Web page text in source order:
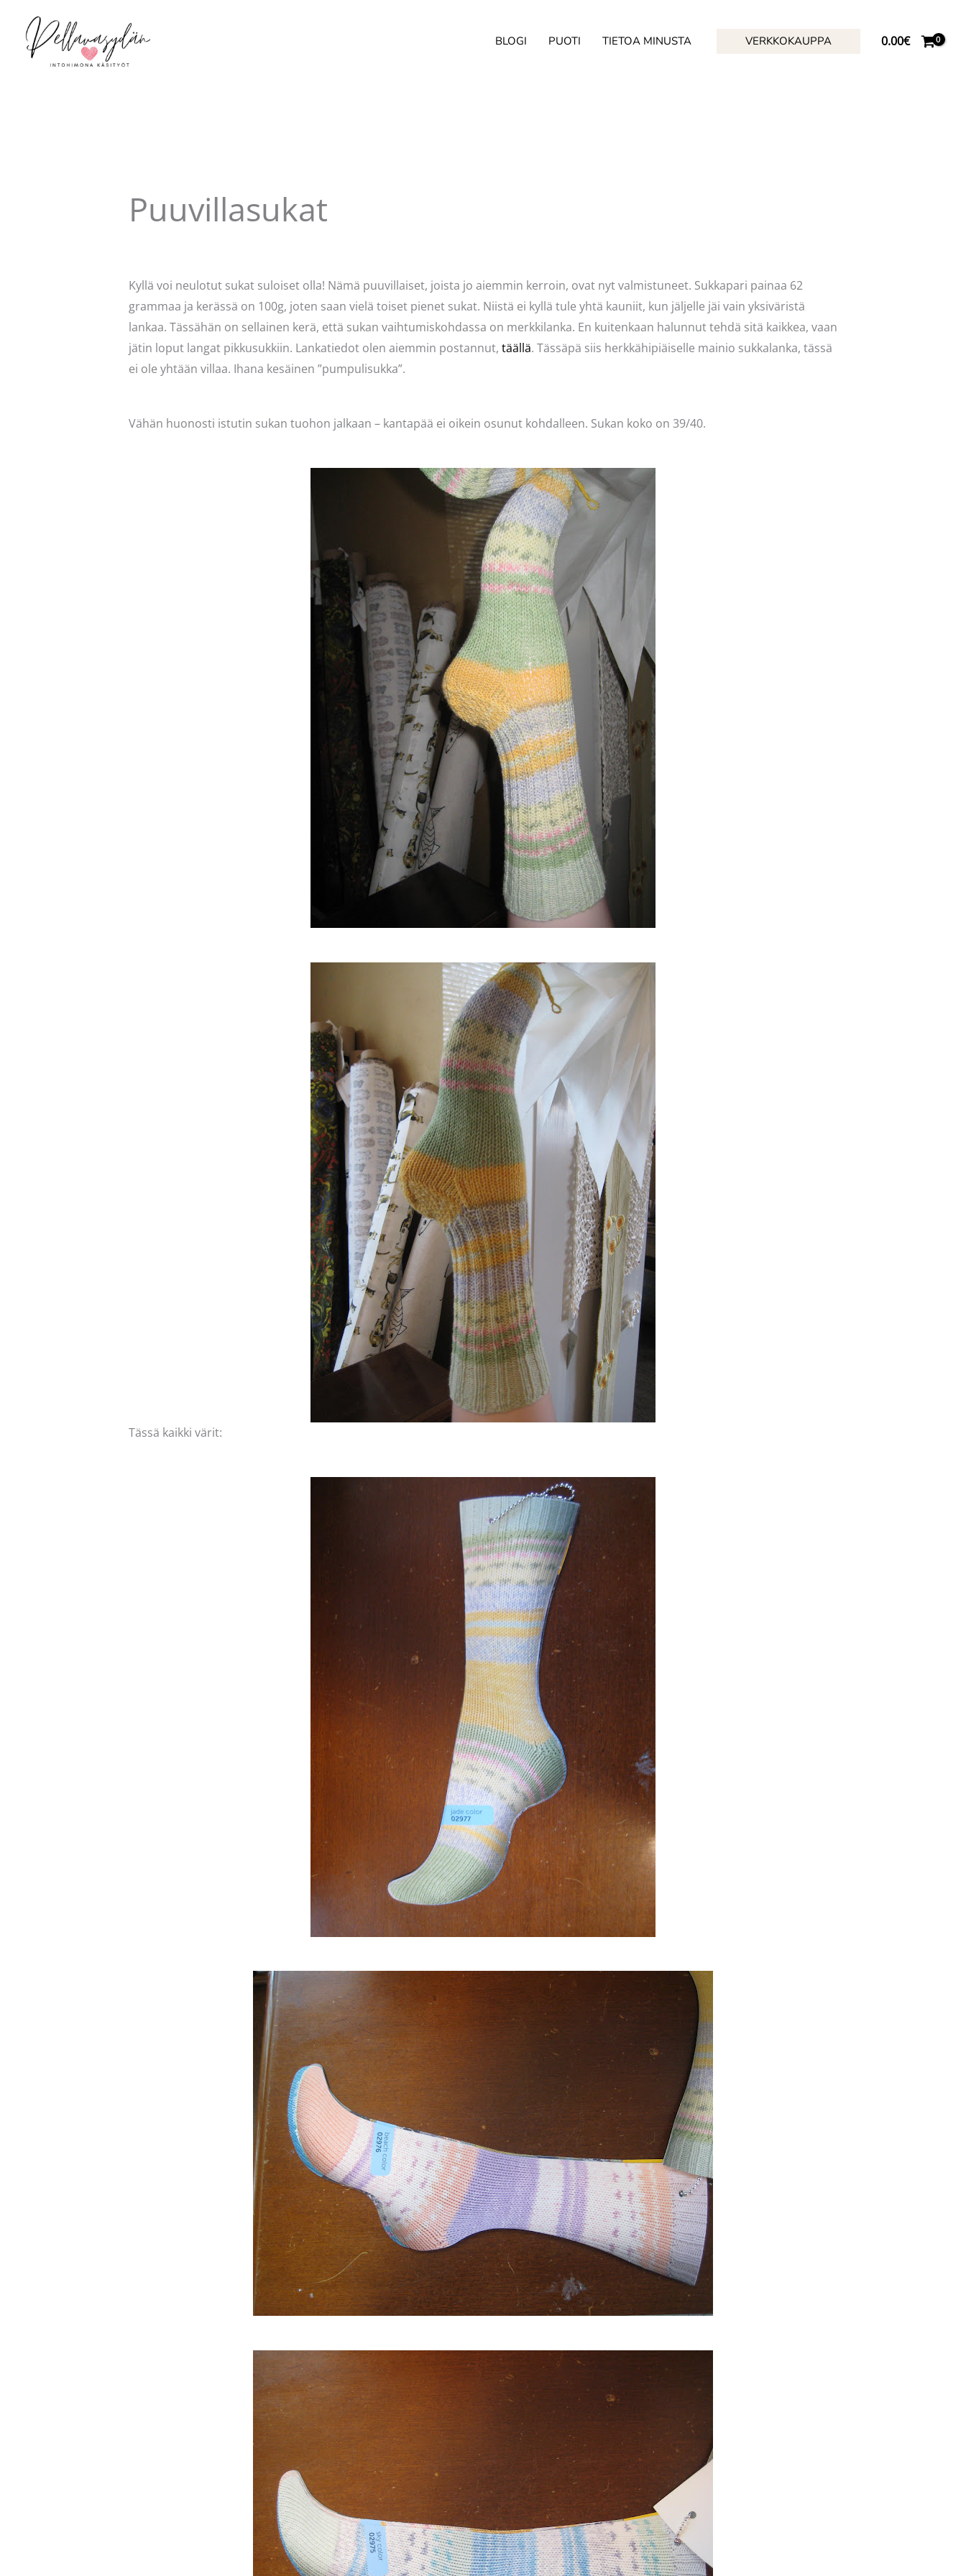
sisältöön
BLOGI PUOTI TIETOA MINUSTA VERKKOKAUPPA 0.00€
Puuvillasukat
Kyllä voi neulotut sukat suloiset olla! Nämä puuvillaiset, joista jo aiemmin kerroin, ovat nyt valmistuneet. Sukkapari painaa 62
grammaa ja kerässä on 100g, joten saan vielä toiset pienet sukat. Niistä ei kyllä tule yhtä kauniit, kun jäljelle jäi vain yksiväristä
lankaa. Tässähän on sellainen kerä, että sukan vaihtumiskohdassa on merkkilanka. En kuitenkaan halunnut tehdä sitä kaikkea, vaan
jätin loput langat pikkusukkiin. Lankatiedot olen aiemmin postannut, täällä. Tässäpä siis herkkähipiäiselle mainio sukkalanka, tässä
ei ole yhtään villaa. Ihana kesäinen ”pumpulisukka”.
Vähän huonosti istutin sukan tuohon jalkaan – kantapää ei oikein osunut kohdalleen. Sukan koko on 39/40.
Tässä kaikki värit: